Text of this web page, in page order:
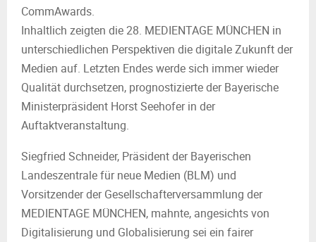
CommAwards.
Inhaltlich zeigten die 28. MEDIENTAGE MÜNCHEN in
unterschiedlichen Perspektiven die digitale Zukunft der
Medien auf. Letzten Endes werde sich immer wieder
Qualität durchsetzen, prognostizierte der Bayerische
Ministerpräsident Horst Seehofer in der
Auftaktveranstaltung.
Siegfried Schneider, Präsident der Bayerischen
Landeszentrale für neue Medien (BLM) und
Vorsitzender der Gesellschafterversammlung der
MEDIENTAGE MÜNCHEN, mahnte, angesichts von
Digitalisierung und Globalisierung sei ein fairer